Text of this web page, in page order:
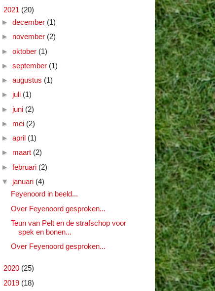
2021 (20)
► december (1)
► november (2)
► oktober (1)
► september (1)
► augustus (1)
► juli (1)
► juni (2)
► mei (2)
► april (1)
► maart (2)
► februari (2)
▼ januari (4)
Feyenoord in beeld...
Over Feyenoord gesproken...
Teun van Pelt en de strafschop voor
spek en bonen...
Over Feyenoord gesproken...
2020 (25)
2019 (18)